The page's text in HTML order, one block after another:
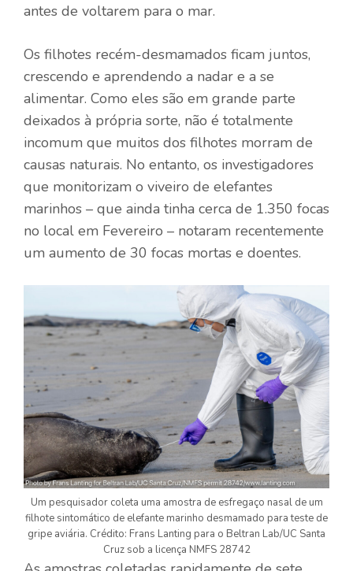
antes de voltarem para o mar.
Os filhotes recém-desmamados ficam juntos,
crescendo e aprendendo a nadar e a se
alimentar. Como eles são em grande parte
deixados à própria sorte, não é totalmente
incomum que muitos dos filhotes morram de
causas naturais. No entanto, os investigadores
que monitorizam o viveiro de elefantes
marinhos – que ainda tinha cerca de 1.350 focas
no local em Fevereiro – notaram recentemente
um aumento de 30 focas mortas e doentes.
Um pesquisador coleta uma amostra de esfregaço nasal de um
filhote sintomático de elefante marinho desmamado para teste de
gripe aviária. Crédito: Frans Lanting para o Beltran Lab/UC Santa
Cruz sob a licença NMFS 28742